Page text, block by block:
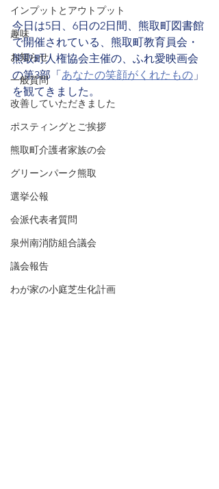
インプットとアウトプット
趣味
お知らせ
一般質問
改善していただきました
ポスティングとご挨拶
熊取町介護者家族の会
グリーンパーク熊取
選挙公報
会派代表者質問
泉州南消防組合議会
議会報告
わが家の小庭芝生化計画
今日は5日、6日の2日間、熊取町図書館
で開催されている、熊取町教育員会・
熊取町人権協会主催の、ふれ愛映画会
の第3部「あなたの笑顔がくれたもの 」
を観てきました。